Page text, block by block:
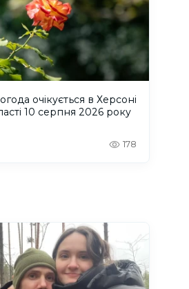
очікується в Херсоні
10 серпня 2026 року
178